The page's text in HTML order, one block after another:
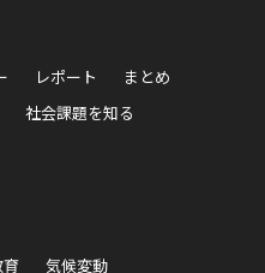
レポート
まとめ
社会課題を知る
育 気候変動